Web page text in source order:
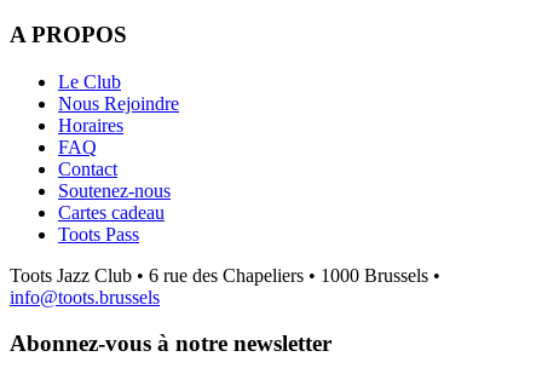
A PROPOS
Le Club
Nous Rejoindre
Horaires
FAQ
Contact
Soutenez-nous
Cartes cadeau
Toots Pass
Toots Jazz Club • 6 rue des Chapeliers • 1000 Brussels •
info@toots.brussels
Abonnez-vous à notre newsletter